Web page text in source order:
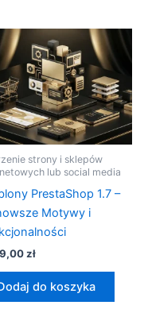
strony i sklepów
lub social media
PrestaShop 1.7 –
Motywy i
zł
do koszyka